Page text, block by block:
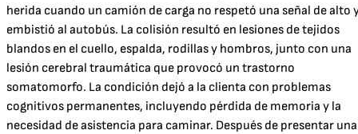
herida cuando un camión de carga no respetó una señal de alto
embistió al autobús. La colisión resultó en lesiones de tejidos
blandos en el cuello, espalda, rodillas y hombros, junto con una
lesión cerebral traumática que provocó un trastorno
somatomorfo. La condición dejó a la clienta con problemas
cognitivos permanentes, incluyendo pérdida de memoria y la
necesidad de asistencia para caminar. Después de presentar una